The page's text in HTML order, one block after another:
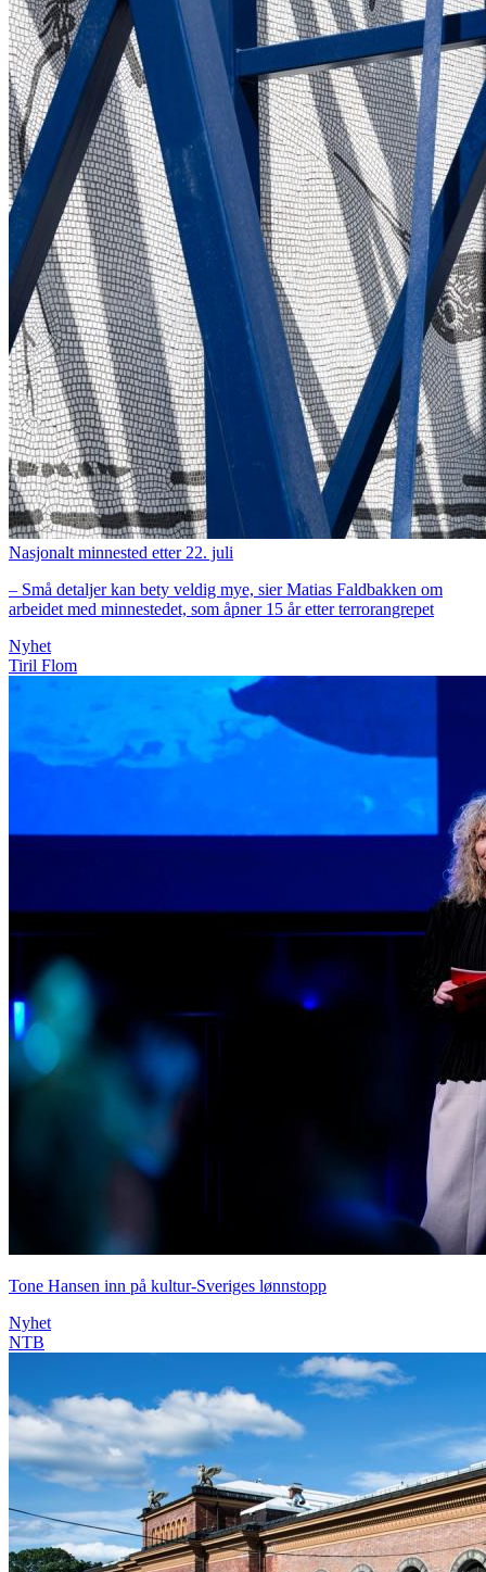
Nasjonalt minnested etter 22. juli
– Små detaljer kan bety veldig mye, sier Matias Faldbakken om
arbeidet med minnestedet, som åpner 15 år etter terrorangrepet
Nyhet
Tiril Flom
Tone Hansen inn på kultur-Sveriges lønnstopp
Nyhet
NTB